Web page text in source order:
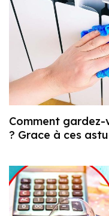
Comment
? Grace à ces